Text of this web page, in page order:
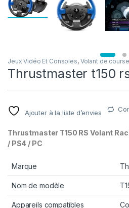
Jeux Vidéo Et Consoles, Volant de
Thrustmaster t150
Ajouter à la liste d’envies
Thrustmaster T150 RS Volant
/ PS4 / PC
Marque
Nom de modèle
Appareils compatibles